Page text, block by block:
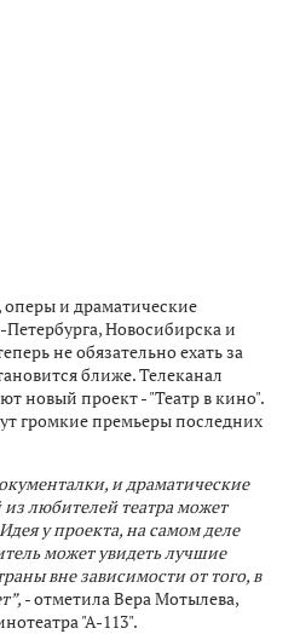
и драматические
Новосибирска и
не обязательно ехать за
ближе. Телеканал
новый проект - "Театр в кино".
громкие премьеры последних
и драматические
любителей театра может
у проекта, на самом деле
может увидеть лучшие
вне зависимости от того, в
- отметила Вера Мотылева,
"А-113".